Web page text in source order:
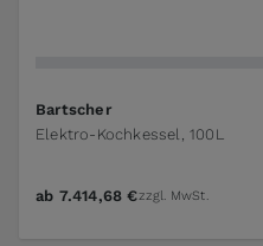
Bartscher
Elektro-Kochkessel, 100L
ab 7.414,68 €zzgl. MwSt.